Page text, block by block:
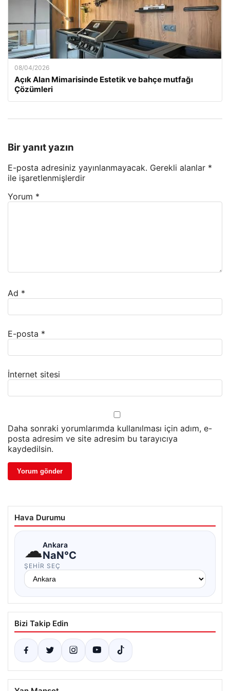
08/04/2026
Açık Alan Mimarisinde Estetik ve bahçe mutfağı
Çözümleri
Bir yanıt yazın
E-posta adresiniz yayınlanmayacak. Gerekli alanlar *
ile işaretlenmişlerdir
Yorum *
Ad *
E-posta *
İnternet sitesi
Daha sonraki yorumlarımda kullanılması için adım, e-
posta adresim ve site adresim bu tarayıcıya
kaydedilsin.
Hava Durumu
☁Ankara
NaN°C
ŞEHIR SEÇ
Bizi Takip Edin